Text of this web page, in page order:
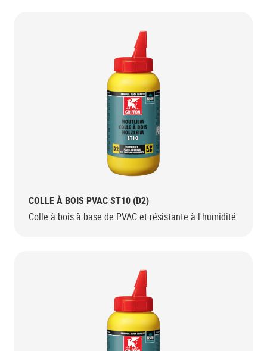
COLLE À BOIS PVAC ST10 (D2)
Colle à bois à base de PVAC et résistante à l'humidité